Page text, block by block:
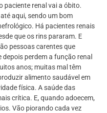
paciente renal vai a óbito.
aqui, sendo um bom
Há pacientes renais
que os rins pararam. E
pessoas carentes que
perdem a função renal
anos; muitas mal têm
alimento saudável em
física. A saúde das
crítica. E, quando adoecem,
Vão piorando cada vez